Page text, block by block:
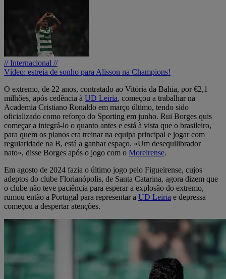
// Internacional //
Vídeo: estreia de sonho para Alisson na Champions!
O extremo, de 22 anos, contratado ao Vitória da Bahia, por €2,1
milhões, após cedência à UD Leiria, começou a trabalhar na
Academia Cristiano Ronaldo em março último, tendo sido
oficializado como reforço do Sporting em junho. Rui Borges quis
começar a integrá-lo o quanto antes e está à vista que o brasileiro,
para quem os planos era treinar na equipa principal e jogar com
regularidade na B, está a ganhar espaço. «Um desequilibrador
nato», disse Borges após o jogo com o Moreirense.
Em agosto de 2024 fazia o último jogo pelo Figueirense, cujos
adeptos do clube Florianópolis, de Santa Catarina, agora dizem que
o clube não teve paciência para esperar a explosão do extremo,
rumou então a Portugal para representar a UD Leiria e depressa
começou a despertar atenções.